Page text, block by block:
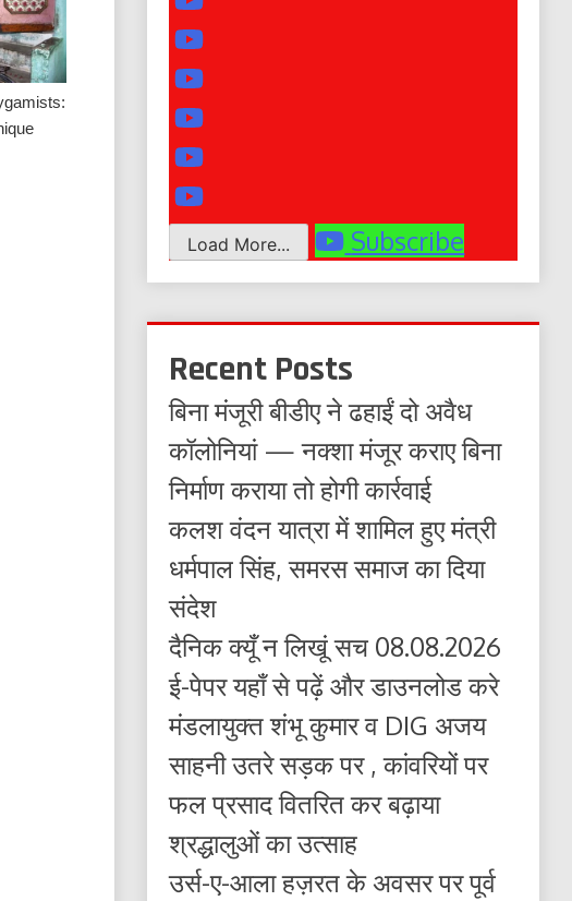
Load More... Subscribe
Recent Posts
बिना मंजूरी बीडीए ने ढहाईं दो अवैध
कॉलोनियां — नक्शा मंजूर कराए बिना
निर्माण कराया तो होगी कार्रवाई
कलश वंदन यात्रा में शामिल हुए मंत्री
धर्मपाल सिंह, समरस समाज का दिया
संदेश
दैनिक क्यूँ न लिखूं सच 08.08.2026
ई-पेपर यहाँ से पढ़ें और डाउनलोड करे
मंडलायुक्त शंभू कुमार व DIG अजय
साहनी उतरे सड़क पर , कांवरियों पर
फल प्रसाद वितरित कर बढ़ाया
श्रद्धालुओं का उत्साह
उर्स-ए-आला हज़रत के अवसर पर पूर्व